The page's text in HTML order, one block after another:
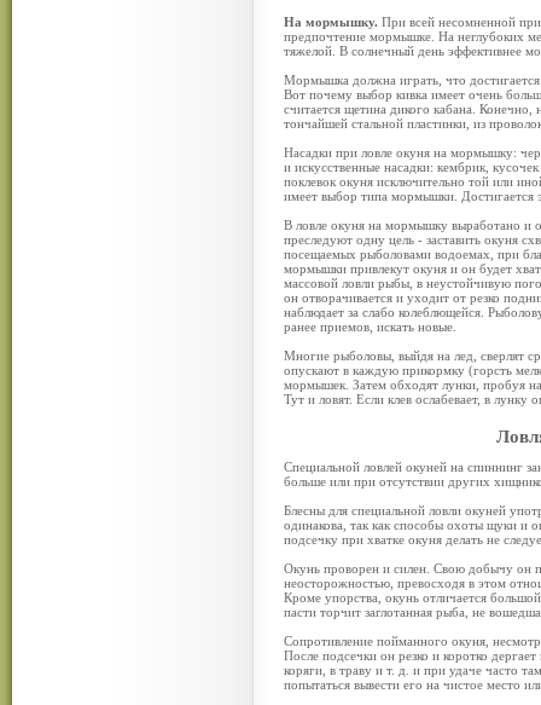
На мормышку. При всей несомненной
предпочтение мормышке. На неглубоких
тяжелой. В солнечный день эффективнее
Мормышка должна играть, что
Вот почему выбор кивка имеет очень
считается щетина дикого кабана.
тончайшей стальной пластинки, из
Насадки при ловле окуня на мормышку:
и искусственные насадки: кембрик,
поклевок окуня исключительно той или
имеет выбор типа мормышки. Достигается
В ловле окуня на мормышку выработано и
преследуют одну цель - заставить окуня
посещаемых рыболовами водоемах, при
мормышки привлекут окуня и он будет
массовой ловли рыбы, в неустойчивую
он отворачивается и уходит от резко
наблюдает за слабо колеблющейся.
ранее приемов, искать новые.
Многие рыболовы, выйдя на лед, сверлят
опускают в каждую прикормку (горсть
мормышек. Затем обходят лунки, пробуя
Тут и ловят. Если клев ослабевает, в
Специальной ловлей окуней на спиннинг
больше или при отсутствии других
Блесны для специальной ловли окуней
одинакова, так как способы охоты щуки и
подсечку при хватке окуня делать не
Окунь проворен и силен. Свою добычу он
неосторожностью, превосходя в этом
Кроме упорства, окунь отличается
пасти торчит заглотанная рыба, не
Сопротивление пойманного окуня,
После подсечки он резко и коротко
коряги, в траву и т. д. и при удаче часто
попытаться вывести его на чистое место